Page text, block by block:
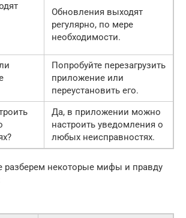
Обновления выходят
регулярно, по мере
необходимости.
Попробуйте перезагрузить
приложение или
переустановить его.
Да, в приложении можно
настроить уведомления о
любых неисправностях.
разберем некоторые мифы и правду